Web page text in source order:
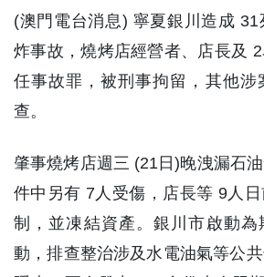
(澳門電台消息) 寧夏銀川造成
炸事故，燒烤店經營者、店長及
任事故罪，被刑事拘留，其他涉
查。
肇事燒烤店週三 (21日)晚洩漏石
件中另有 7人受傷，店長等 9人
制，並凍結資產。銀川市啟動
動，排查整治涉及水電油氣等公